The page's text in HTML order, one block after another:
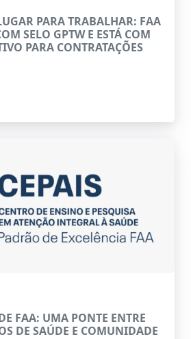
PARA TRABALHAR: FAA
SELO GPTW E ESTÁ COM
PARA CONTRATAÇÕES
FAA: UMA PONTE ENTRE
DE SAÚDE E COMUNIDADE